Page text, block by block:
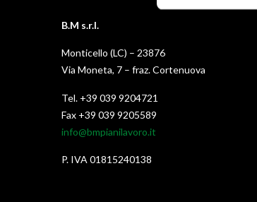
B.M s.r.l.
Monticello (LC) – 23876
Via Moneta, 7 – fraz. Cortenuova
Tel. +39 039 9204721
Fax +39 039 9205589
info@bmpianilavoro.it
P. IVA 01815240138